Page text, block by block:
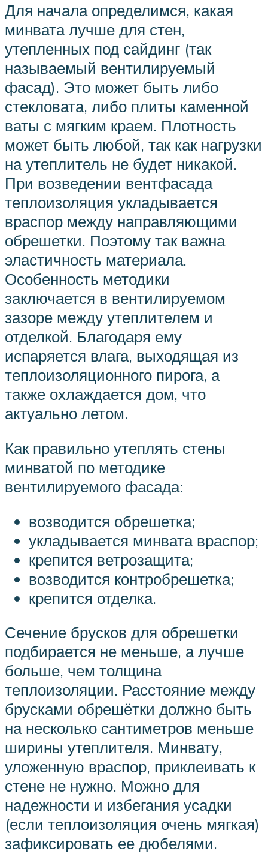
Для начала определимся, какая
минвата лучше для стен,
утепленных под сайдинг (так
называемый вентилируемый
фасад). Это может быть либо
стекловата, либо плиты каменной
ваты с мягким краем. Плотность
может быть любой, так как нагрузки
на утеплитель не будет никакой.
При возведении вентфасада
теплоизоляция укладывается
враспор между направляющими
обрешетки. Поэтому так важна
эластичность материала.
Особенность методики
заключается в вентилируемом
зазоре между утеплителем и
отделкой. Благодаря ему
испаряется влага, выходящая из
теплоизоляционного пирога, а
также охлаждается дом, что
актуально летом.
Как правильно утеплять стены
минватой по методике
вентилируемого фасада:
возводится обрешетка;
укладывается минвата враспор;
крепится ветрозащита;
возводится контробрешетка;
крепится отделка.
Сечение брусков для обрешетки
подбирается не меньше, а лучше
больше, чем толщина
теплоизоляции. Расстояние между
брусками обрешётки должно быть
на несколько сантиметров меньше
ширины утеплителя. Минвату,
уложенную враспор, приклеивать к
стене не нужно. Можно для
надежности и избегания усадки
(если теплоизоляция очень мягкая)
зафиксировать ее дюбелями.